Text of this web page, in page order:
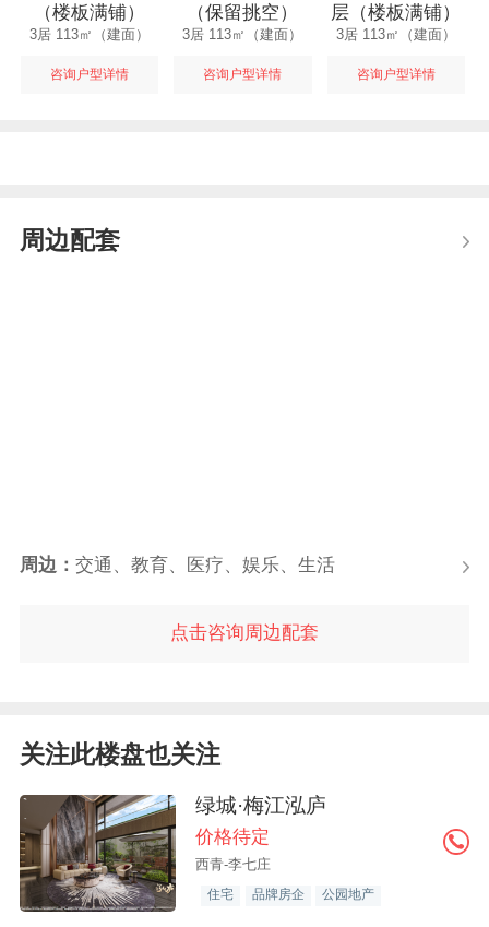
（楼板满铺）
3居 113㎡（建面）
咨询户型详情
（保留挑空）
3居 113㎡（建面）
咨询户型详情
层（楼板满铺）
3居 113㎡（建面）
咨询户型详情
周边配套
周边： 交通、教育、医疗、娱乐、生活
点击咨询周边配套
关注此楼盘也关注
绿城·梅江泓庐
价格待定
西青-李七庄
住宅 品牌房企 公园地产